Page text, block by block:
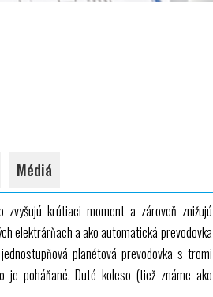
Médiá
zvyšujú krútiaci moment a zároveň znižujú
elektrárňach a ako automatická prevodovka
planétová prevodovka s tromi
je poháňané. Duté koleso (tiež známe ako